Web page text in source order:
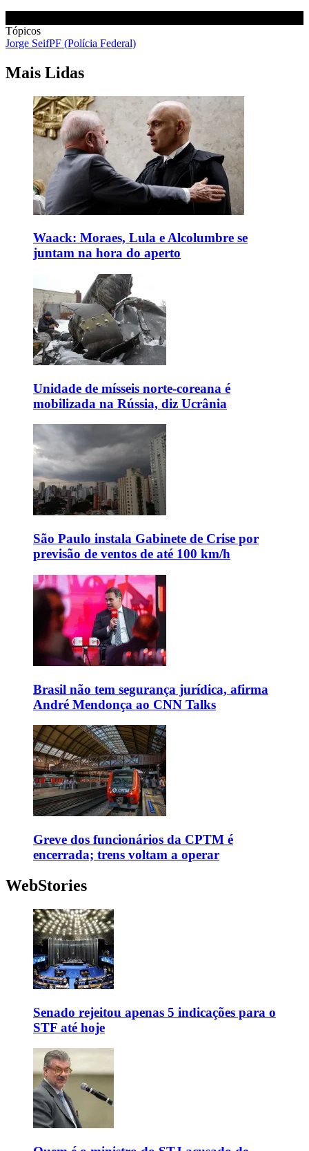
Tópicos
Jorge SeifPF (Polícia Federal)
Mais Lidas
Waack: Moraes, Lula e Alcolumbre se
juntam na hora do aperto
Unidade de mísseis norte-coreana é
mobilizada na Rússia, diz Ucrânia
São Paulo instala Gabinete de Crise por
previsão de ventos de até 100 km/h
Brasil não tem segurança jurídica, afirma
André Mendonça ao CNN Talks
Greve dos funcionários da CPTM é
encerrada; trens voltam a operar
WebStories
Senado rejeitou apenas 5 indicações para o
STF até hoje